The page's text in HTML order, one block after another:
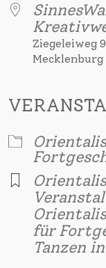
Ziegeleiweg
Mecklenburg
für
Tanzen